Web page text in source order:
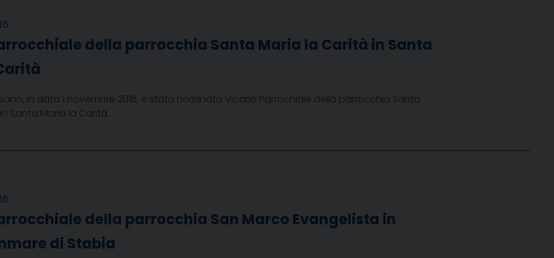
della parrocchia Santa Maria la Carità in Santa
in data 1 novembre 2016, è stato nominato Vicario Parrochiale della parrocchia Santa
Santa Maria la Carità.
della parrocchia San Marco Evangelista in
di Stabia